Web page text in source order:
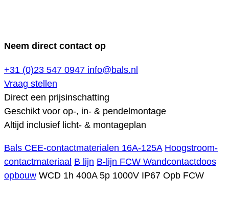
Neem direct contact op
+31 (0)23 547 0947 info@bals.nl
Vraag stellen
Direct een prijsinschatting
Geschikt voor op-, in- & pendelmontage
Altijd inclusief licht- & montageplan
Bals CEE-contactmaterialen 16A-125A Hoogstroom-
contactmateriaal B lijn B-lijn FCW Wandcontactdoos
opbouw WCD 1h 400A 5p 1000V IP67 Opb FCW